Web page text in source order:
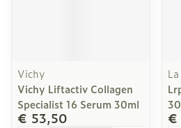
Vichy
Vichy Liftactiv Collagen
Specialist 16 Serum 30ml
€ 53,50 €